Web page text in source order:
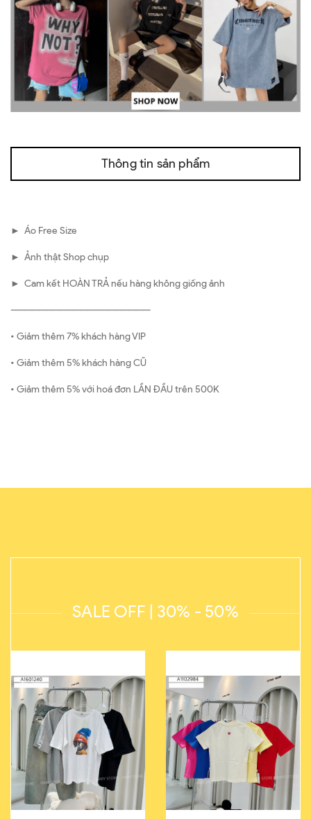
Thông tin sản phẩm
► Áo Free Size
► Ảnh thật Shop chụp
► Cam kết HOÀN TRẢ nếu hàng không giống ảnh
————————————————————
• Giảm thêm 7% khách hàng VIP
• Giảm thêm 5% khách hàng CŨ
• Giảm thêm 5% với hoá đơn LẦN ĐẦU trên 500K
SALE OFF | 30% - 50%